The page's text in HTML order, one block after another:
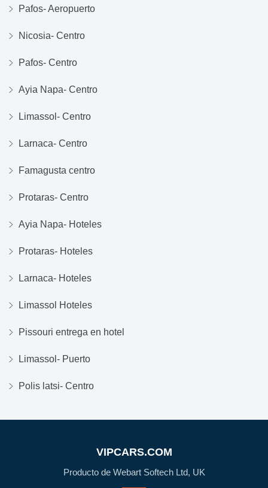
Pafos- Aeropuerto
Nicosia- Centro
Pafos- Centro
Ayia Napa- Centro
Limassol- Centro
Larnaca- Centro
Famagusta centro
Protaras- Centro
Ayia Napa- Hoteles
Protaras- Hoteles
Larnaca- Hoteles
Limassol Hoteles
Pissouri entrega en hotel
Limassol- Puerto
Polis latsi- Centro
VIPCARS.COM
Producto de Webart Softech Ltd, UK